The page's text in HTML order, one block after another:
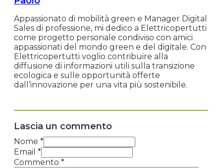
Appassionato di mobilità green e Manager Digital
Sales di professione, mi dedico a Elettricopertutti
come progetto personale condiviso con amici
appassionati del mondo green e del digitale. Con
Elettricopertutti voglio contribuire alla
diffusione di informazioni utili sulla transizione
ecologica e sulle opportunità offerte
dall’innovazione per una vita più sostenibile.
Lascia un commento
Nome *
Email *
Commento *